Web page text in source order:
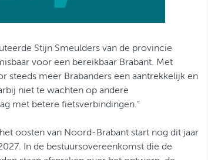
Stijn Smeulders van de provincie
voor een bereikbaar Brabant. Met
steeds meer Brabanders een aantrekkelijk en
niet te wachten op andere
met betere fietsverbindingen.”
oosten van Noord-Brabant start nog dit jaar
In de bestuursovereenkomst die de